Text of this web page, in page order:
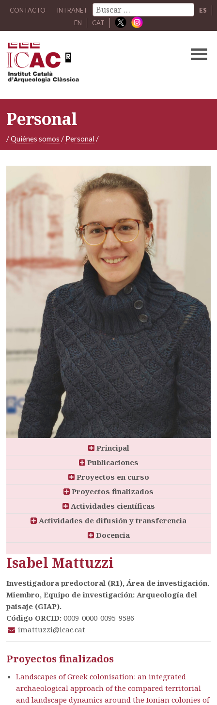
CONTACTO INTRANET
ES
EN
CAT
Personal
/Quiénes somos / Personal /
Principal
Publicaciones
Proyectos en curso
Proyectos finalizados
Actividades científicas
Actividades de difusión y transferencia
Docencia
Isabel Mattuzzi
Investigadora predoctoral (R1), Área de investigación.
Miembro, Equipo de investigación: Arqueología del
paisaje (GIAP).
Código ORCID: 0009-0000-0095-9586
imattuzzi@icac.cat
Proyectos finalizados
Landscapes of Greek colonisation: an integrated
archaeological approach of the compared territorial
and landscape dynamics around the Ionian colonies of